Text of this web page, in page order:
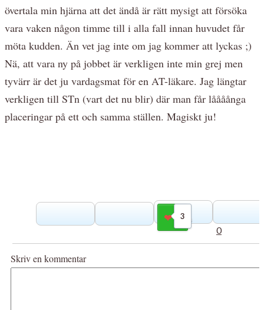
övertala min hjärna att det ändå är rätt mysigt att försöka
vara vaken någon timme till i alla fall innan huvudet får
möta kudden. Än vet jag inte om jag kommer att lyckas ;)
Nä, att vara ny på jobbet är verkligen inte min grej men
tyvärr är det ju vardagsmat för en AT-läkare. Jag längtar
verkligen till STn (vart det nu blir) där man får låååånga
placeringar på ett och samma ställen. Magiskt ju!
3
Gilla
0
Skriv en kommentar